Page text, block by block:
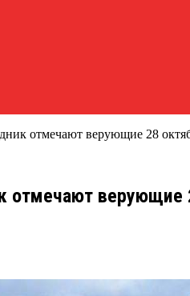
отмечают верующие 28
отмечают верующие